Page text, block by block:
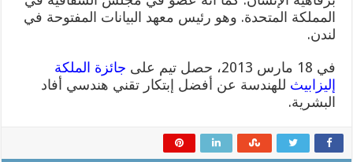
المملكة المتحدة. وهو رئيس معهد البيانات المفتوحة في
لندن.
في 18 مارس 2013، حصل تيم على
جائزة الملكة
إليزابيث للهندسة عن أفضل إبتكار تقني هندسي أفاد
البشرية.